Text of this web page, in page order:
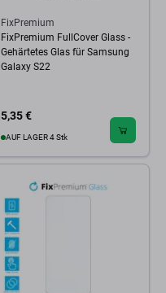
FixPremium
FixPremium FullCover Glass -
Gehärtetes Glas für Samsung
Galaxy S22
5,35 €
AUF LAGER 4 Stk